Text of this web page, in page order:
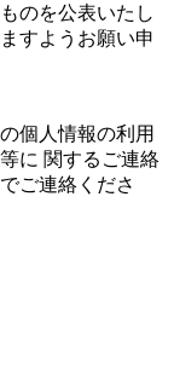
のを公表いたし
すようお願い申
個人情報の利用
に 関するご連絡
ご連絡くださ